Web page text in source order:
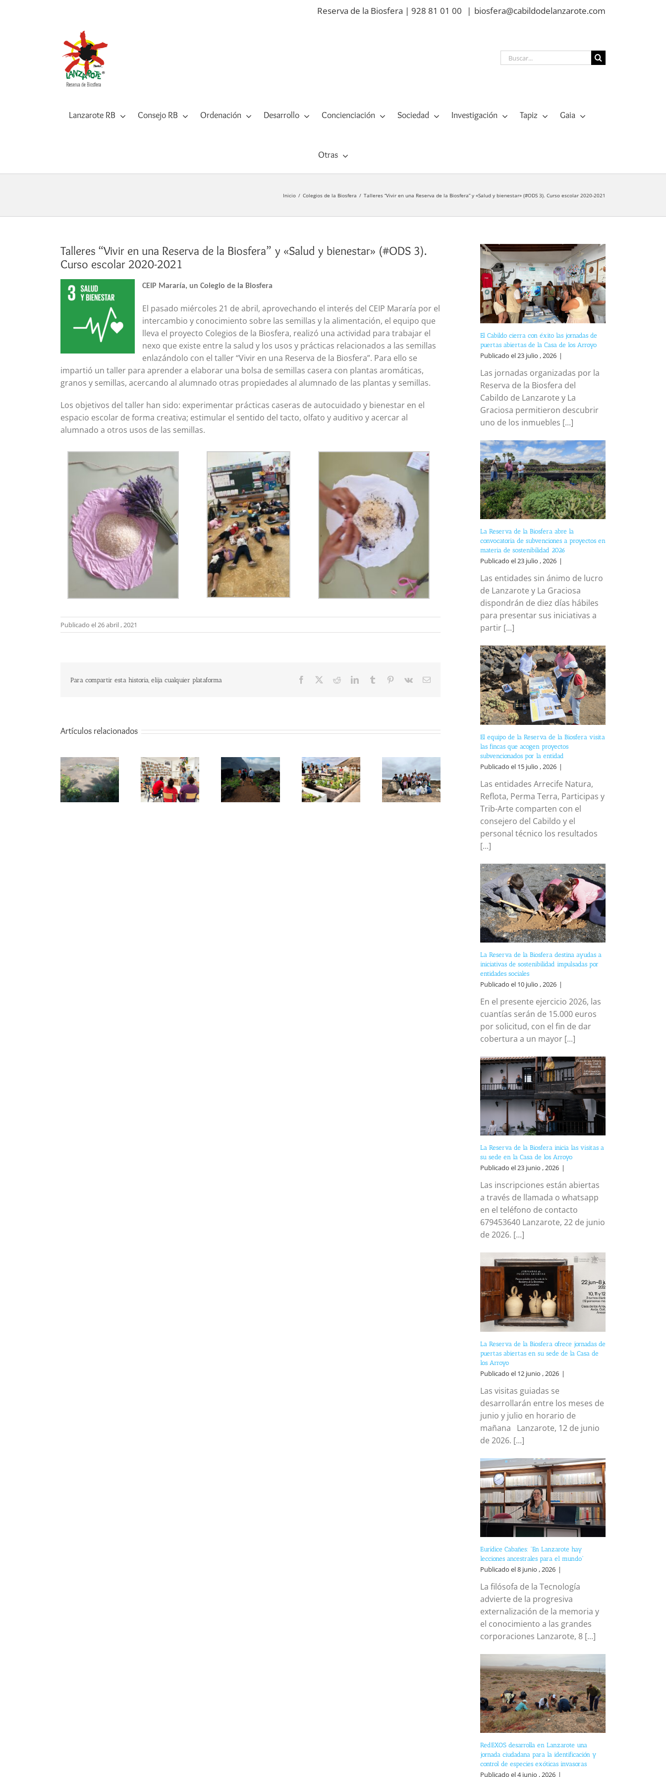
Reserva de la Biosfera | 928 81 01 00 | biosfera@cabildodelanzarote.com
Buscar:
Lanzarote RB Consejo RB Ordenación Desarrollo Concienciación Sociedad Investigación Tapiz Gaia
Otras
Inicio Colegios de la Biosfera Talleres “Vivir en una Reserva de la Biosfera” y «Salud y bienestar» (#ODS 3). Curso escolar 2020-2021
Talleres “Vivir en una Reserva de la Biosfera” y «Salud y bienestar» (#ODS 3).
Curso escolar 2020-2021
CEIP Mararía, un Colegio de la Biosfera
El pasado miércoles 21 de abril, aprovechando el interés del CEIP Mararía por el
intercambio y conocimiento sobre las semillas y la alimentación, el equipo que
lleva el proyecto Colegios de la Biosfera, realizó una actividad para trabajar el
nexo que existe entre la salud y los usos y prácticas relacionados a las semillas
enlazándolo con el taller “Vivir en una Reserva de la Biosfera”. Para ello se
impartió un taller para aprender a elaborar una bolsa de semillas casera con plantas aromáticas,
granos y semillas, acercando al alumnado otras propiedades al alumnado de las plantas y semillas.
Los objetivos del taller han sido: experimentar prácticas caseras de autocuidado y bienestar en el
espacio escolar de forma creativa; estimular el sentido del tacto, olfato y auditivo y acercar al
alumnado a otros usos de las semillas.
Publicado el 26 abril , 2021
Para compartir esta historia, elija cualquier plataforma Facebook RedditLinkedInTumblr Pinterest
Vk
Correo
Artículos relacionados
El Cabildo cierra con éxito las jornadas de
puertas abiertas de la Casa de los Arroyo
Publicado el 23 julio , 2026 |
Las jornadas organizadas por la
Reserva de la Biosfera del
Cabildo de Lanzarote y La
Graciosa permitieron descubrir
uno de los inmuebles [...]
La Reserva de la Biosfera abre la
convocatoria de subvenciones a proyectos en
materia de sostenibilidad 2026
Publicado el 23 julio , 2026 |
Las entidades sin ánimo de lucro
de Lanzarote y La Graciosa
dispondrán de diez días hábiles
para presentar sus iniciativas a
partir [...]
El equipo de la Reserva de la Biosfera visita
las fincas que acogen proyectos
subvencionados por la entidad
Publicado el 15 julio , 2026 |
Las entidades Arrecife Natura,
Reflota, Perma Terra, Participas y
Trib-Arte comparten con el
consejero del Cabildo y el
personal técnico los resultados
[...]
La Reserva de la Biosfera destina ayudas a
iniciativas de sostenibilidad impulsadas por
entidades sociales
Publicado el 10 julio , 2026 |
En el presente ejercicio 2026, las
cuantías serán de 15.000 euros
por solicitud, con el fin de dar
cobertura a un mayor [...]
La Reserva de la Biosfera inicia las visitas a
su sede en la Casa de los Arroyo
Publicado el 23 junio , 2026 |
Las inscripciones están abiertas
a través de llamada o whatsapp
en el teléfono de contacto
679453640 Lanzarote, 22 de junio
de 2026. [...]
La Reserva de la Biosfera ofrece jornadas de
puertas abiertas en su sede de la Casa de
los Arroyo
Publicado el 12 junio , 2026 |
Las visitas guiadas se
desarrollarán entre los meses de
junio y julio en horario de
mañana Lanzarote, 12 de junio
de 2026. [...]
Eurídice Cabañes: “En Lanzarote hay
lecciones ancestrales para el mundo”
Publicado el 8 junio , 2026 |
La filósofa de la Tecnología
advierte de la progresiva
externalización de la memoria y
el conocimiento a las grandes
corporaciones Lanzarote, 8 [...]
RedEXOS desarrolla en Lanzarote una
jornada ciudadana para la identificación y
control de especies exóticas invasoras
Publicado el 4 junio , 2026 |